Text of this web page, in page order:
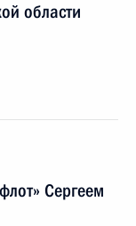
области
Сергеем